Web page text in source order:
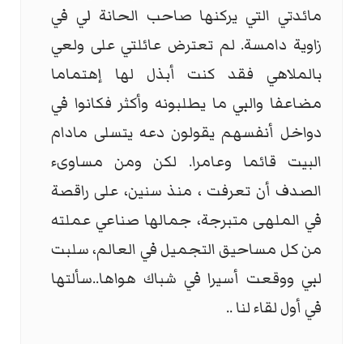
مائدتي التي يركنها صاحب الحانة لي في
زاوية دامسة. لم تعترض عائلتي على ولعي
بالملاهي فقد كنت أبذل لها إهتماما
مضاعفا والبي ما يطلبونه وأكثر فكانوا في
دواخل أنفسهم يقولون دعه يتسلى مادام
البيت قائما وعامرا. لكن ومن مساوىء
الصدف أن تعرفت ، منذ سنين، على راقصة
في الملهى متبرجة، جمالها صناعي عملته
من كل مساحيق التجميل في العالم، سلبت
لبي ووقعت أسيرا في شباك هواها..سألتها
في أول لقاء لنا ..